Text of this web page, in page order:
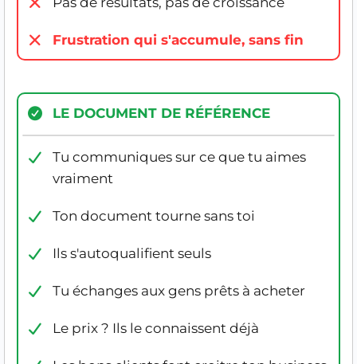
Frustration qui s'accumule, sans fin
LE DOCUMENT DE RÉFÉRENCE
Tu communiques sur ce que tu aimes
vraiment
Ton document tourne sans toi
Ils s'autoqualifient seuls
Tu échanges aux gens prêts à acheter
Le prix ? Ils le connaissent déjà